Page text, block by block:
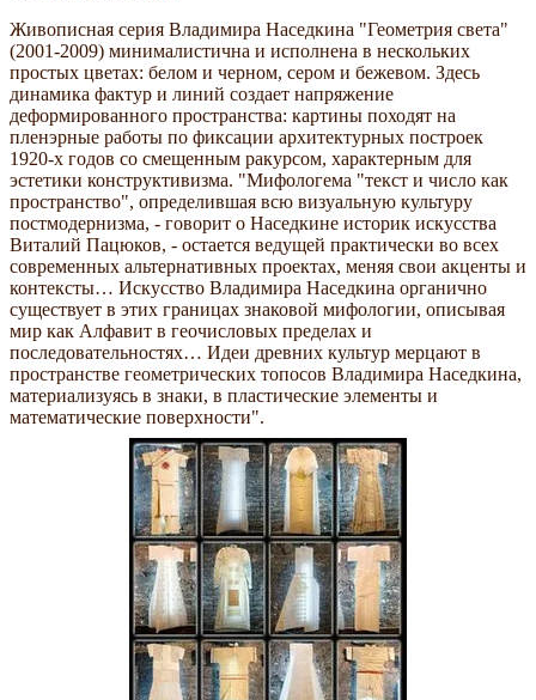
Живописная серия Владимира Наседкина "Геометрия света"
(2001-2009) минималистична и исполнена в нескольких
простых цветах: белом и черном, сером и бежевом. Здесь
динамика фактур и линий создает напряжение
деформированного пространства: картины походят на
пленэрные работы по фиксации архитектурных построек
1920-х годов со смещенным ракурсом, характерным для
эстетики конструктивизма. "Мифологема "текст и число как
пространство", определившая всю визуальную культуру
постмодернизма, - говорит о Наседкине историк искусства
Виталий Пацюков, - остается ведущей практически во всех
современных альтернативных проектах, меняя свои акценты и
контексты… Искусство Владимира Наседкина органично
существует в этих границах знаковой мифологии, описывая
мир как Алфавит в геочисловых пределах и
последовательностях… Идеи древних культур мерцают в
пространстве геометрических топосов Владимира Наседкина,
материализуясь в знаки, в пластические элементы и
математические поверхности".